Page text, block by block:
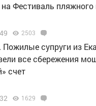
Фестиваль пляжного
2503
супруги из
все сбережения
счет
1629